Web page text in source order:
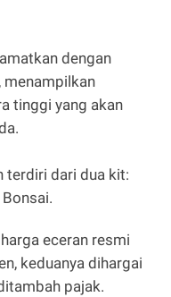
dengan
menampilkan
tinggi yang akan
terdiri dari dua kit:
eceran resmi
keduanya dihargai
pajak.